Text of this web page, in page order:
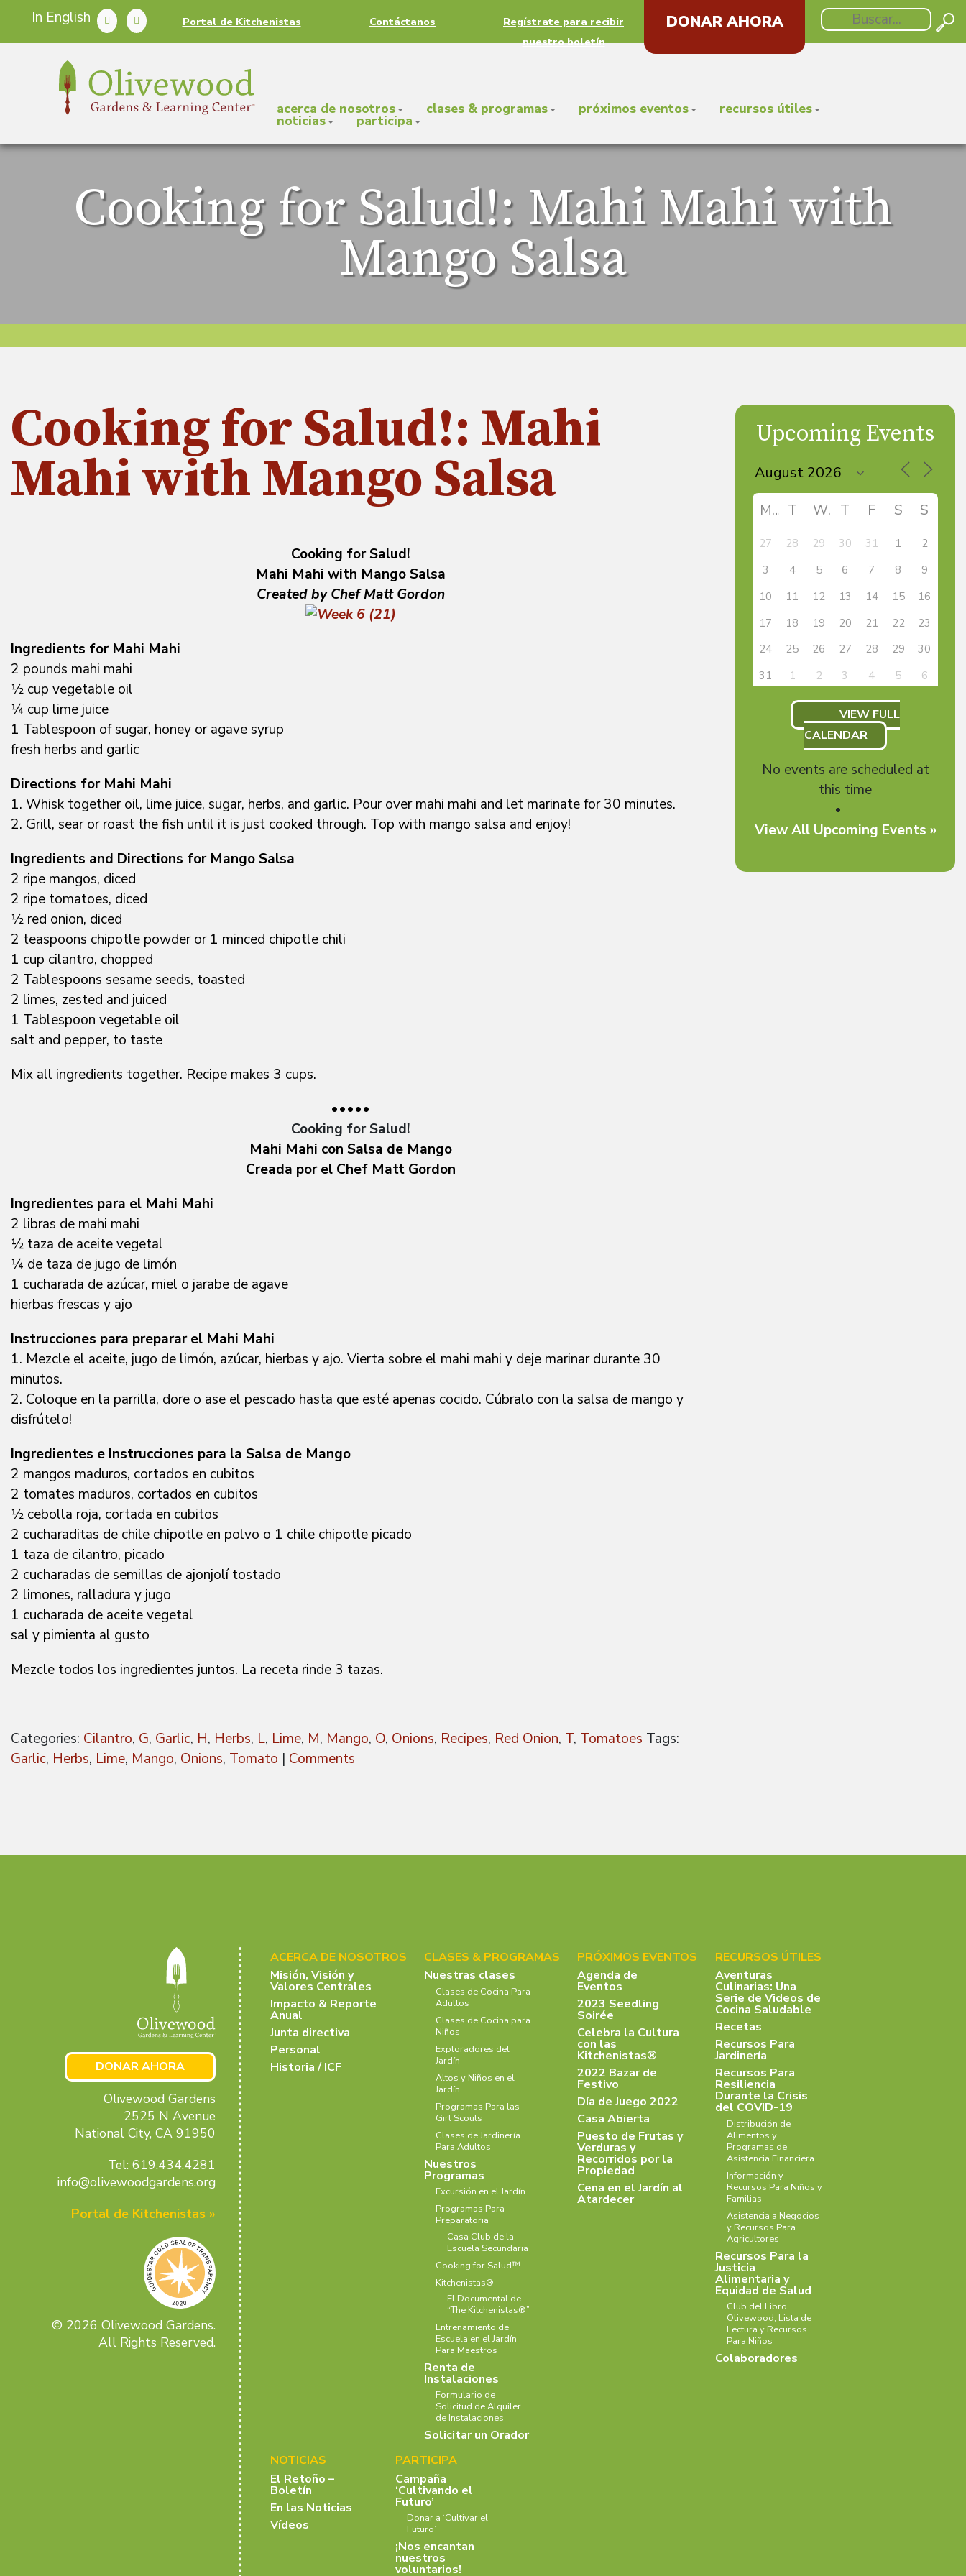
In English Portal de Kitchenistas Contáctanos
Regístrate para recibir
nuestro boletín
DONAR AHORA
acerca de nosotros clases & programas próximos eventos recursos útiles
noticias participa
Cooking for Salud!: Mahi Mahi with
Mango Salsa
Cooking for Salud!: Mahi
Mahi with Mango Salsa
Cooking for Salud!
Mahi Mahi with Mango Salsa
Created by Chef Matt Gordon
Ingredients for Mahi Mahi
2 pounds mahi mahi
½ cup vegetable oil
¼ cup lime juice
1 Tablespoon of sugar, honey or agave syrup
fresh herbs and garlic
Directions for Mahi Mahi
1. Whisk together oil, lime juice, sugar, herbs, and garlic. Pour over mahi mahi and let marinate for 30 minutes.
2. Grill, sear or roast the fish until it is just cooked through. Top with mango salsa and enjoy!
Ingredients and Directions for Mango Salsa
2 ripe mangos, diced
2 ripe tomatoes, diced
½ red onion, diced
2 teaspoons chipotle powder or 1 minced chipotle chili
1 cup cilantro, chopped
2 Tablespoons sesame seeds, toasted
2 limes, zested and juiced
1 Tablespoon vegetable oil
salt and pepper, to taste
Mix all ingredients together. Recipe makes 3 cups.
•••••
Cooking for Salud!
Mahi Mahi con Salsa de Mango
Creada por el Chef Matt Gordon
Ingredientes para el Mahi Mahi
2 libras de mahi mahi
½ taza de aceite vegetal
¼ de taza de jugo de limón
1 cucharada de azúcar, miel o jarabe de agave
hierbas frescas y ajo
Instrucciones para preparar el Mahi Mahi
1. Mezcle el aceite, jugo de limón, azúcar, hierbas y ajo. Vierta sobre el mahi mahi y deje marinar durante 30
minutos.
2. Coloque en la parrilla, dore o ase el pescado hasta que esté apenas cocido. Cúbralo con la salsa de mango y
disfrútelo!
Ingredientes e Instrucciones para la Salsa de Mango
2 mangos maduros, cortados en cubitos
2 tomates maduros, cortados en cubitos
½ cebolla roja, cortada en cubitos
2 cucharaditas de chile chipotle en polvo o 1 chile chipotle picado
1 taza de cilantro, picado
2 cucharadas de semillas de ajonjolí tostado
2 limones, ralladura y jugo
1 cucharada de aceite vegetal
sal y pimienta al gusto
Mezcle todos los ingredientes juntos. La receta rinde 3 tazas.
Categories: Cilantro, G, Garlic, H, Herbs, L, Lime, M, Mango, O, Onions, Recipes, Red Onion, T, Tomatoes Tags:
Garlic, Herbs, Lime, Mango, Onions, Tomato | Comments
Upcoming Events
M T W T F S S
27 28 29 30 31 1
2
3
4 5 6 7 8
9
10
11 12 13 14 15
16
17
18 19 20 21 22
23
24
25 26 27 28 29
30
31
1 2 3 4 5 6
VIEW FULL
CALENDAR
No events are scheduled at
this time
View All Upcoming Events »
DONAR AHORA
Olivewood Gardens
2525 N Avenue
National City, CA 91950
Tel: 619.434.4281
info@olivewoodgardens.org
Portal de Kitchenistas »
© 2026 Olivewood Gardens.
All Rights Reserved.
ACERCA DE NOSOTROS
Misión, Visión y
Valores Centrales
Impacto & Reporte
Anual
Junta directiva
Personal
Historia / ICF
CLASES & PROGRAMAS
Nuestras clases
Clases de Cocina Para
Adultos
Clases de Cocina para
Niños
Exploradores del
Jardín
Altos y Niños en el
Jardín
Programas Para las
Girl Scouts
Clases de Jardinería
Para Adultos
Nuestros
Programas
Excursión en el Jardín
Programas Para
Preparatoria
Casa Club de la
Escuela Secundaria
Cooking for Salud™
Kitchenistas®
El Documental de
“The Kitchenistas®”
Entrenamiento de
Escuela en el Jardín
Para Maestros
Renta de
Instalaciones
Formulario de
Solicitud de Alquiler
de Instalaciones
Solicitar un Orador
PRÓXIMOS EVENTOS
Agenda de
Eventos
2023 Seedling
Soirée
Celebra la Cultura
con las
Kitchenistas®
2022 Bazar de
Festivo
Día de Juego 2022
Casa Abierta
Puesto de Frutas y
Verduras y
Recorridos por la
Propiedad
Cena en el Jardín al
Atardecer
RECURSOS ÚTILES
Aventuras
Culinarias: Una
Serie de Videos de
Cocina Saludable
Recetas
Recursos Para
Jardinería
Recursos Para
Resiliencia
Durante la Crisis
del COVID-19
Distribución de
Alimentos y
Programas de
Asistencia Financiera
Información y
Recursos Para Niños y
Familias
Asistencia a Negocios
y Recursos Para
Agricultores
Recursos Para la
Justicia
Alimentaria y
Equidad de Salud
Club del Libro
Olivewood, Lista de
Lectura y Recursos
Para Niños
Colaboradores
NOTICIAS
El Retoño –
Boletín
En las Noticias
Vídeos
PARTICIPA
Campaña
‘Cultivando el
Futuro’
Donar a ‘Cultivar el
Futuro’
¡Nos encantan
nuestros
voluntarios!